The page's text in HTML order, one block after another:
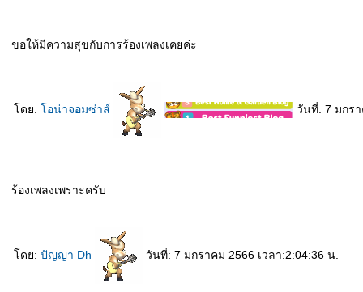
ขอให้มีความสุขกับการร้องเพลงเคยค่ะ
ดย: อน่าจอมซ่าส์ วันที่: 7 มกร
ร้องเพลงเพราะครับ
ดย: ปัญญา Dh วันที่: 7 มกราคม 2566 เวลา:2:04:36 น.